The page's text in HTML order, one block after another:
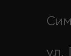
ул.